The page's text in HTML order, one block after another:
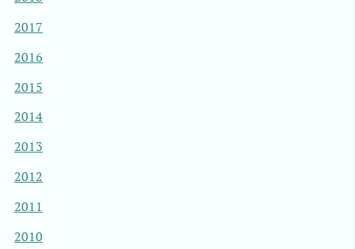
2017
2016
2015
2014
2013
2012
2011
2010